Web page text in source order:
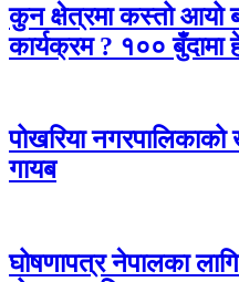
कुन क्षेत्रमा कस्तो आयो
कार्यक्रम ? १०० बुँदामा
पोखरिया
गायब
घोषणापत्र नेपालका